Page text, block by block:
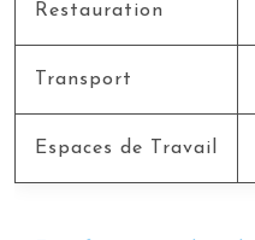
Restauration
Transport
Espaces de Travail